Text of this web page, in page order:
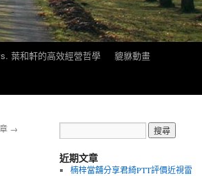
葉和軒的高效經營哲學
貔貅動畫
→
近期文章
楠梓當舖分享君綺PTT評價近視雷